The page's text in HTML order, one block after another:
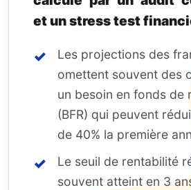
et un stress test
Les projections des
omettent souvent des
un besoin en fonds de
(BFR) qui peuvent
de 40% la première
Le seuil de rentabilité
souvent atteint en 3